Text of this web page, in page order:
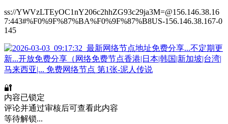
ss://YWVzLTEyOC1nY206c2hhZG93c29ja3M=@156.146.38.16
7:443#%F0%9F%87%BA%F0%9F%87%B8US-156.146.38.167-0
145
🔐
内容已锁定
评论并通过审核后可查看此内容
等待解锁...